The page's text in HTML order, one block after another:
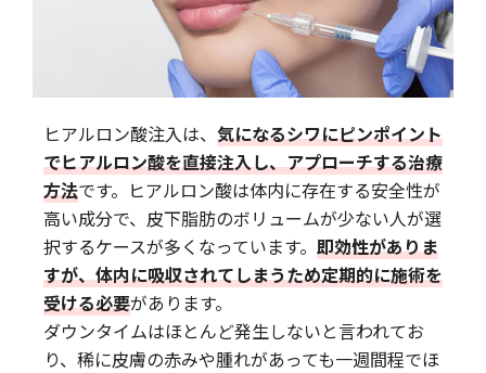
ヒアルロン酸注入は、 気になるシワにピンポイント
でヒアルロン酸を直接注入し、アプローチする治療
方法です。ヒアルロン酸は体内に存在する安全性が
高い成分で、皮下脂肪のボリュームが少ない人が選
択するケースが多くなっています。 即効性がありま
すが、体内に吸収されてしまうため定期的に施術を
受ける必要があります。
ダウンタイムはほとんど発生しないと言われてお
り、稀に皮膚の赤みや腫れがあっても一週間程でほ